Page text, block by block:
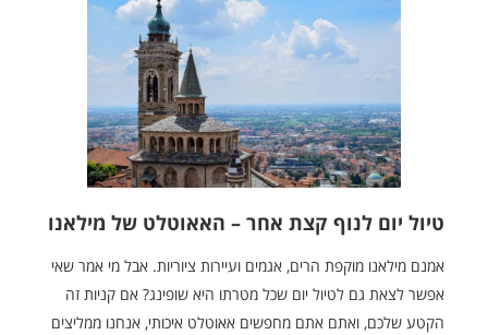
טיול יום לנוף קצת אחר – האאוטלט של מילאנו
אמנם מילאנו מוקפת הרים, אגמים ועיירות ציוריות. אבל מי אמר שאי
אפשר לצאת גם לטיול יום שכל מטרתו היא שופינג? אם קניות זה
הקטע שלכם, ואתם אתם מחפשים אאוטלט איכותי, אנחנו ממליצים